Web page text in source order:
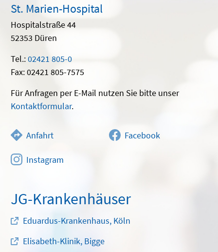
St. Marien-Hospital
Hospitalstraße 44
52353 Düren
Tel.:02421 805-0
Fax: 02421 805-7575
Für Anfragen per E-Mail nutzen Sie bitte unser
Kontaktformular.
Anfahrt Facebook
Instagram
JG-Krankenhäuser
Eduardus-Krankenhaus, Köln
Elisabeth-Klinik, Bigge